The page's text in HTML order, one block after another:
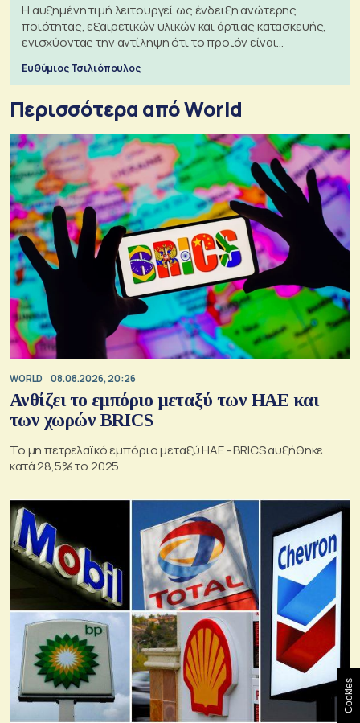
Η αυξημένη τιμή λειτουργεί ως ένδειξη ανώτερης
ποιότητας, εξαιρετικών υλικών και άρτιας κατασκευής,
ενισχύοντας την αντίληψη ότι το προϊόν είναι
Ευθύμιος Τσιλιόπουλος
Περισσότερα από World
WORLD 08.08.2026, 20:26
Ανθίζει το εμπόριο μεταξύ των ΗΑΕ και
των χωρών BRICS
Το μη πετρελαϊκό εμπόριο μεταξύ ΗΑΕ - BRICS αυξήθηκε
κατά 28,5% το 2025
Cookies